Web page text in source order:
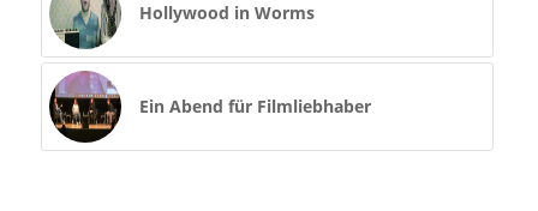
Hollywood in Worms
Ein Abend für Filmliebhaber